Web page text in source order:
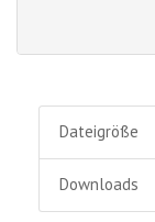
Dateigröße
Downloads